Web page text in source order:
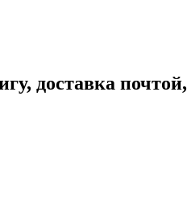
доставка